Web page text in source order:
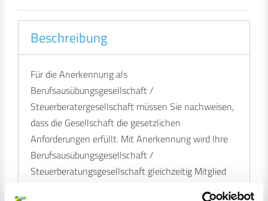
Beschreibung
Für die Anerkennung als
Berufsausübungsgesellschaft /
Steuerberatergesellschaft müssen Sie nachweisen,
dass die Gesellschaft die gesetzlichen
Anforderungen erfüllt. Mit Anerkennung wird Ihre
Berufsausübungsgesellschaft /
Steuerberatungsgesellschaft gleichzeitig Mitglied